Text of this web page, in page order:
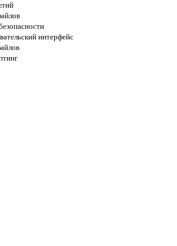
интерфейс